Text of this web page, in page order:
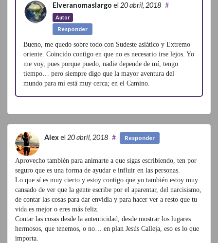
Elveranomaslargo el 20 abril, 2018
Autor
#
Responder
Bueno, me quedo sobre todo con Sudeste asiático y Extremo
oriente. Coincido contigo en que no es necesario irse lejos. Yo
me voy, pues porque puedo, nadie depende de mí, tengo
tiempo… pero siempre digo que la mayor aventura del
mundo para mí está muy cerca; en el Camino.
Alexel 20 abril, 2018 # Responder
Aprovecho también para animarte a que sigas escribiendo, ten por
seguro que es una forma de ayudar e influir en las personas.
Lo que sí es muy cierto y estoy contigo que yo también estoy muy
cansado de ver que la gente escribe por el aparentar, del narcisismo,
de contar las cosas para dar envidia y para hacer ver a resto que tu
vida es mejor o eres más feliz.
Contar las cosas desde la autenticidad, desde mostrar los lugares
hermosos, que tenemos, o no… en plan Jesús Calleja, eso es lo que
importa.